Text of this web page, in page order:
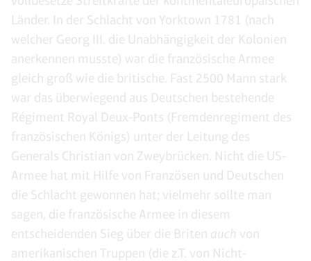
Länder. In der Schlacht von Yorktown 1781 (nach
welcher Georg III. die Unabhängigkeit der Kolonien
anerkennen musste) war die französische Armee
gleich groß wie die britische. Fast 2500 Mann stark
war das überwiegend aus Deutschen bestehende
Régiment Royal Deux-Ponts (Fremdenregiment des
französischen Königs) unter der Leitung des
Generals Christian von Zweybrücken. Nicht die US-
Armee hat mit Hilfe von Französen und Deutschen
die Schlacht gewonnen hat; vielmehr sollte man
sagen, die französische Armee in diesem
entscheidenden Sieg über die Briten auch von
amerikanischen Truppen (die z.T. von Nicht-